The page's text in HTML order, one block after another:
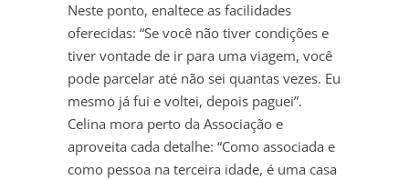
Neste ponto, enaltece as facilidades
oferecidas: “Se você não tiver condições e
tiver vontade de ir para uma viagem, você
pode parcelar até não sei quantas vezes. Eu
mesmo já fui e voltei, depois paguei”.
Celina mora perto da Associação e
aproveita cada detalhe: “Como associada e
como pessoa na terceira idade, é uma casa